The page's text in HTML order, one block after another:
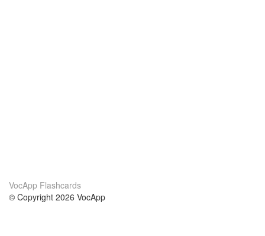
VocApp Flashcards
© Copyright 2026 VocApp